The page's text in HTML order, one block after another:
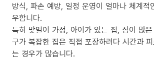
방식, 파손 예방, 일정 운영이 얼마나 체계적
우합니다.
특히 맞벌이 가정, 아이가 있는 집, 짐이 많은
구가 복잡한 집은 직접 포장하려다 시간과
는 경우가 많습니다.